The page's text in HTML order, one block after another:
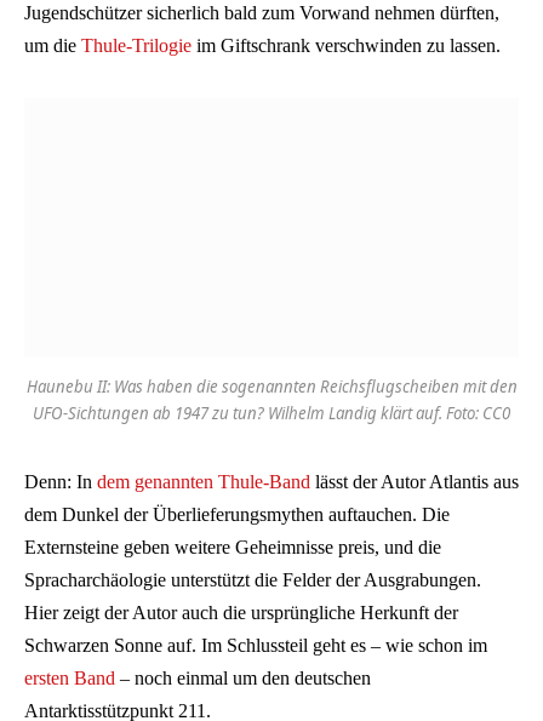
Jugendschützer sicherlich bald zum Vorwand nehmen dürften,
um die Thule-Trilogie im Giftschrank verschwinden zu lassen.
Haunebu II: Was haben die sogenannten Reichsflugscheiben mit den
UFO-Sichtungen ab 1947 zu tun? Wilhelm Landig klärt auf. Foto: CC0
Denn: In dem genannten Thule-Band lässt der Autor Atlantis aus
dem Dunkel der Überlieferungsmythen auftauchen. Die
Externsteine geben weitere Geheimnisse preis, und die
Spracharchäologie unterstützt die Felder der Ausgrabungen.
Hier zeigt der Autor auch die ursprüngliche Herkunft der
Schwarzen Sonne auf. Im Schlussteil geht es – wie schon im
ersten Band – noch einmal um den deutschen
Antarktisstützpunkt 211.